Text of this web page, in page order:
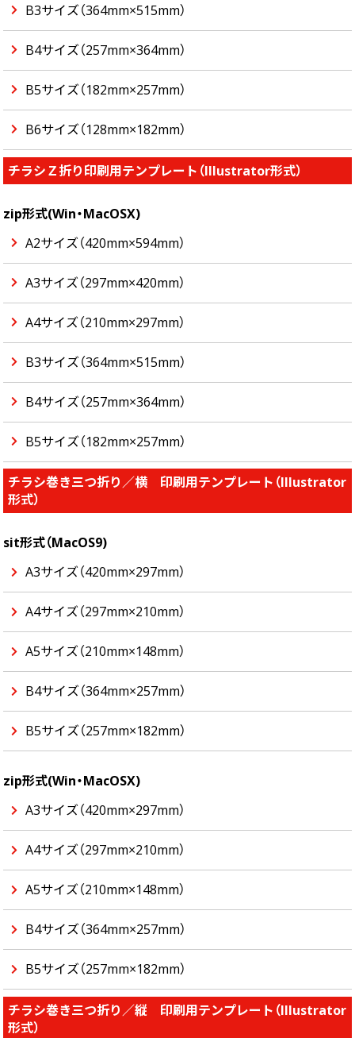
B3サイズ（364mm×515mm）
B4サイズ（257mm×364mm）
B5サイズ（182mm×257mm）
B6サイズ（128mm×182mm）
チラシＺ折り印刷用テンプレート（Illustrator形式）
zip形式(Win・MacOSX)
A2サイズ（420mm×594mm）
A3サイズ（297mm×420mm）
A4サイズ（210mm×297mm）
B3サイズ（364mm×515mm）
B4サイズ（257mm×364mm）
B5サイズ（182mm×257mm）
チラシ巻き三つ折り／横 印刷用テンプレート（Illustrator
形式）
sit形式（MacOS9)
A3サイズ（420mm×297mm）
A4サイズ（297mm×210mm）
A5サイズ（210mm×148mm）
B4サイズ（364mm×257mm）
B5サイズ（257mm×182mm）
zip形式(Win・MacOSX)
A3サイズ（420mm×297mm）
A4サイズ（297mm×210mm）
A5サイズ（210mm×148mm）
B4サイズ（364mm×257mm）
B5サイズ（257mm×182mm）
チラシ巻き三つ折り／縦 印刷用テンプレート（Illustrator
形式）